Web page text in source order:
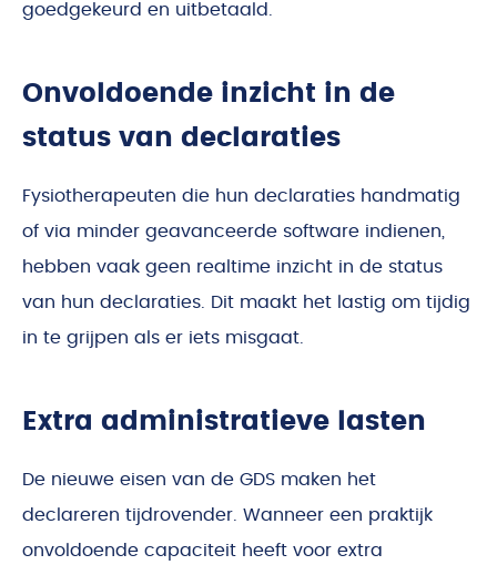
goedgekeurd en uitbetaald.
Onvoldoende inzicht in de
status van declaraties
Fysiotherapeuten die hun declaraties handmatig
of via minder geavanceerde software indienen,
hebben vaak geen realtime inzicht in de status
van hun declaraties. Dit maakt het lastig om tijdig
in te grijpen als er iets misgaat.
Extra administratieve lasten
De nieuwe eisen van de GDS maken het
declareren tijdrovender. Wanneer een praktijk
onvoldoende capaciteit heeft voor extra